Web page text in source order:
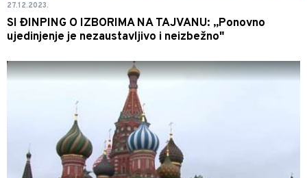
27.12.2023.
SI ĐINPING O IZBORIMA NA TAJVANU: „Ponovno
ujedinjenje je nezaustavljivo i neizbežno"